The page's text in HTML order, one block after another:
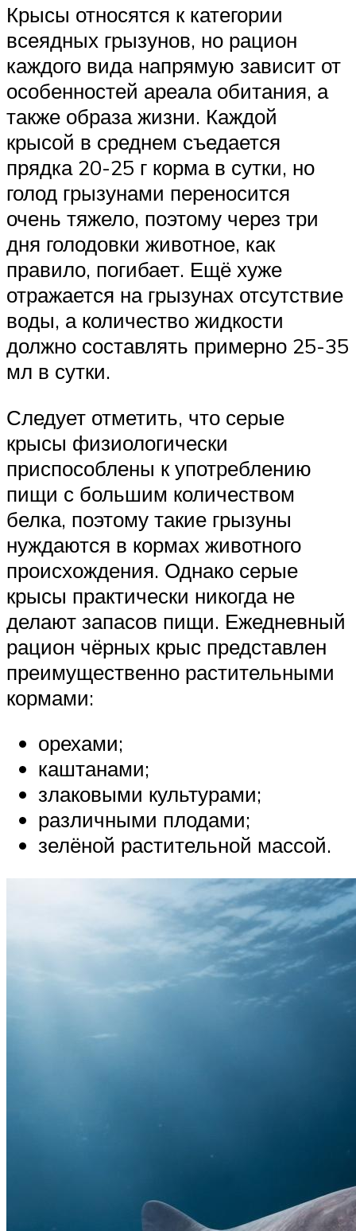
Крысы относятся к категории
всеядных грызунов, но рацион
каждого вида напрямую зависит от
особенностей ареала обитания, а
также образа жизни. Каждой
крысой в среднем съедается
прядка 20-25 г корма в сутки, но
голод грызунами переносится
очень тяжело, поэтому через три
дня голодовки животное, как
правило, погибает. Ещё хуже
отражается на грызунах отсутствие
воды, а количество жидкости
должно составлять примерно 25-35
мл в сутки.
Следует отметить, что серые
крысы физиологически
приспособлены к употреблению
пищи с большим количеством
белка, поэтому такие грызуны
нуждаются в кормах животного
происхождения. Однако серые
крысы практически никогда не
делают запасов пищи. Ежедневный
рацион чёрных крыс представлен
преимущественно растительными
кормами:
орехами;
каштанами;
злаковыми культурами;
различными плодами;
зелёной растительной массой.